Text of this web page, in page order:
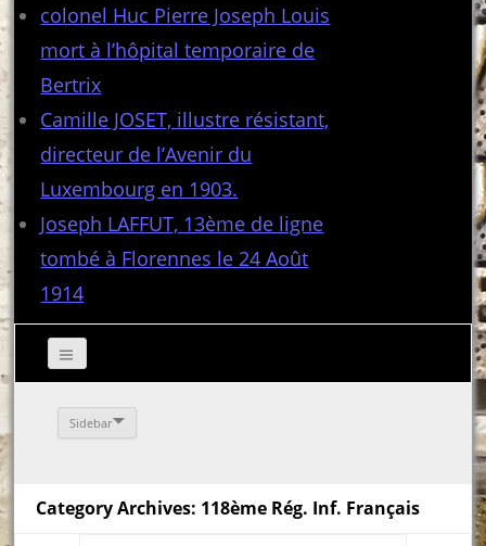
colonel Huc Pierre Joseph Louis
mort à l’hôpital temporaire de
Bertrix
Camille JOSET, illustre résistant,
directeur de l’Avenir du
Luxembourg en 1903.
Joseph LAFFUT, 13ème de ligne
tombé à Florennes le 24 Août
1914
Sidebar
Category Archives: 118ème Rég. Inf. Français